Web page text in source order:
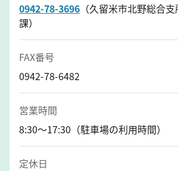
0942-78-3696 （久留米市北野総合
課）
FAX番号
0942-78-6482
営業時間
8:30～17:30（駐車場の利用時間）
定休日